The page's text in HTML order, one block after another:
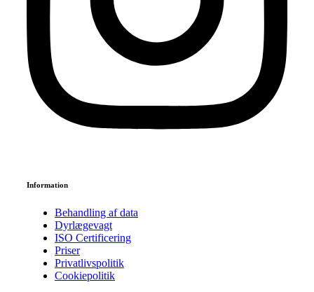
Information
Behandling af data
Dyrlægevagt
ISO Certificering​
Priser
Privatlivspolitik
Cookiepolitik